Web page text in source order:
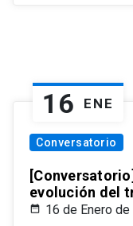
16 ENE
Conversatorio
evolución del
16 de Enero